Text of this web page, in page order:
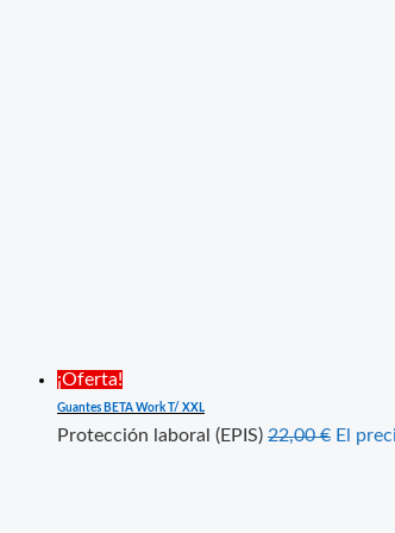
¡Oferta!
Guantes BETA Work T/ XXL
Protección laboral (EPIS) 22,00€ El